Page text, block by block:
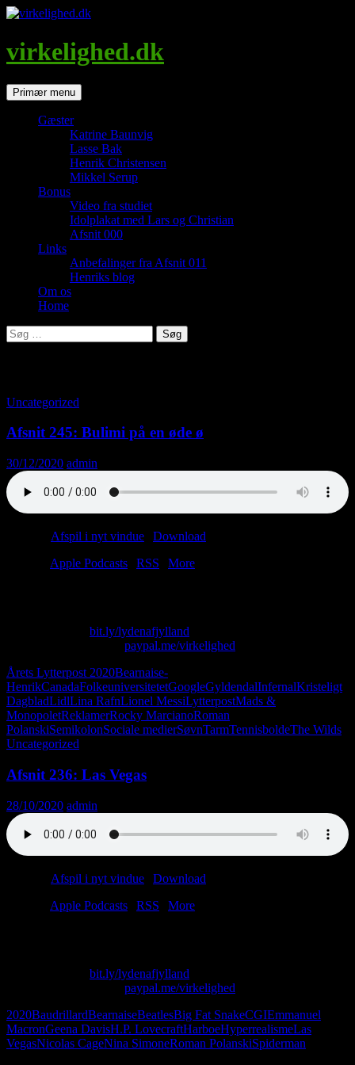
Hop
indhold
virkelighed.dk
SøgPrimær menu
Gæster
Katrine Baunvig
Lasse Bak
Henrik Christensen
Mikkel Serup
Bonus
Video fra studiet
Idolplakat med Lars og Christian
Afsnit 000
Links
Anbefalinger fra Afsnit 011
Henriks blog
Om os
Home
Søg
efter:
Uncategorized
Afsnit 245: Bulimi på en øde ø
30/12/2020 admin
Afspil i nyt vindue Download
Apple Podcasts RSS
More
bit.ly/lydenafjylland
paypal.me/virkelighed
Årets Lytterpost 2020Bearnaise-
HenrikCanadaFolkeuniversitetetGoogleGyldendalInfernalKristeligt
DagbladLidlLina RafnLionel MessiLytterpostMads &
MonopoletReklamerRocky MarcianoRoman
PolanskiSemikolonSociale medierSøvnTarmTennisboldeThe Wilds
Uncategorized
Afsnit 236: Las Vegas
28/10/2020 admin
Afspil i nyt vindue Download
Apple Podcasts RSS
More
bit.ly/lydenafjylland
paypal.me/virkelighed
2020BaudrillardBearnaiseBeatlesBig Fat SnakeCGIEmmanuel
MacronGeena DavisH.P. LovecraftHarboeHyperrealismeLas
VegasNicolas CageNina SimoneRoman PolanskiSpiderman